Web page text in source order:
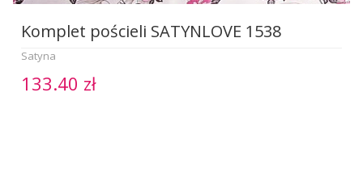
Komplet pościeli SATYNLOVE 1538
Satyna
133.40 zł